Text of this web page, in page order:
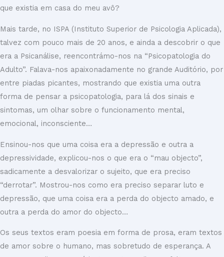
que existia em casa do meu avô?
Mais tarde, no ISPA (Instituto Superior de Psicologia Aplicada),
talvez com pouco mais de 20 anos, e ainda a descobrir o que
era a Psicanálise, reencontrámo-nos na “Psicopatologia do
Adulto”. Falava-nos apaixonadamente no grande Auditório, por
entre piadas picantes, mostrando que existia uma outra
forma de pensar a psicopatologia, para lá dos sinais e
sintomas, um olhar sobre o funcionamento mental,
emocional, inconsciente…
Ensinou-nos que uma coisa era a depressão e outra a
depressividade, explicou-nos o que era o “mau objecto”,
sadicamente a desvalorizar o sujeito, que era preciso
“derrotar”. Mostrou-nos como era preciso separar luto e
depressão, que uma coisa era a perda do objecto amado, e
outra a perda do amor do objecto…
Os seus textos eram poesia em forma de prosa, eram textos
de amor sobre o humano, mas sobretudo de esperança. A